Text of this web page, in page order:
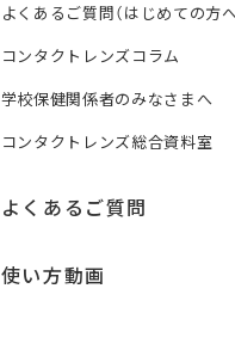
よくあるご質問（はじめての方へ
コンタクトレンズコラム
学校保健関係者のみなさまへ
コンタクトレンズ総合資料室
よくあるご質問
使い方動画